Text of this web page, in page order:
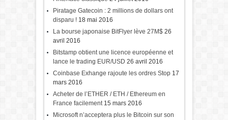
Piratage Gatecoin : 2 millions de dollars ont
disparu ! 18 mai 2016
La bourse japonaise BitFlyer lève 27M$ 26
avril 2016
Bitstamp obtient une licence européenne et
lance le trading EUR/USD 26 avril 2016
Coinbase Exhange rajoute les ordres Stop 17
mars 2016
Acheter de l’ETHER / ETH / Ethereum en
France facilement 15 mars 2016
Microsoft n’acceptera plus le Bitcoin sur son